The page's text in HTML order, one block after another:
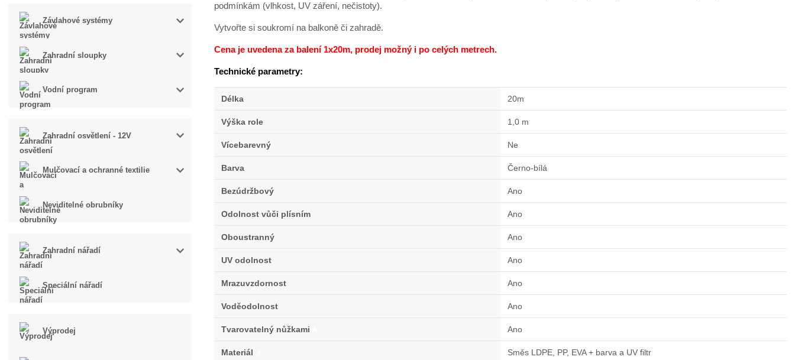
Závlahové systémy
Zahradní sloupky
Vodní program
Zahradní osvětlení - 12V
Mulčovací a ochranné textilie
Neviditelné obrubníky
Zahradní nářadí
Speciální nářadí
Výprodej
podmínkám (vlhkost, UV záření, nečistoty).
Vytvořte si soukromí na balkoně či zahradě.
Cena je uvedena za balení 1x20m, prodej možný i po celých metrech.
Technické parametry:
Délka 20m
Výška role 1,0 m
Vícebarevný Ne
Barva Černo-bílá
Bezúdržbový Ano
Odolnost vůči plísním Ano
Oboustranný Ano
UV odolnost Ano
Mrazuvzdornost Ano
Voděodolnost Ano
Tvarovatelný nůžkami Ano
Materiál Směs LDPE, PP, EVA + barva a UV filtr